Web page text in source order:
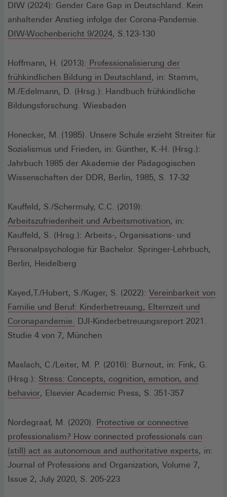
DIW (2024): Gender Care Gap in Deutschland. Kein
anhaltender Anstieg infolge der Corona-Pandemie.
DIW-Wochenbericht 9/2024(Öffnet
einem
neuen
Fenster)
, S.123-130
Hoffmann, H. (2013): Professionalisierung der
frühkindlichen Bildung in Deutschland(Öffnet
in
Fenster)
, in: Stamm,
M./Edelmann, D. (Hrsg.): Handbuch frühkindliche
Bildungsforschung. Wiesbaden
Honecker, M. (1985). Unsere Schule erzieht Streiter für
Sozialismus und Frieden, in: Günther, K.-H. (Hrsg.):
Jahrbuch 1985 der Akademie der Pädagogischen
Wissenschaften der DDR, Berlin, 1985, S. 17-32
Kauffeld, S./Schermuly, C.C. (2019):
Arbeitszufriedenheit und Arbeitsmotivation(Öffnet
in
einem
, in:
Kauffeld, S. (Hrsg.): Arbeits-, Organisations- und
Personalpsychologie für Bachelor. Springer-Lehrbuch,
Berlin, Heidelberg
Kayed,T./Hubert, S./Kuger, S. (2022): Vereinbarkeit von
Familie und Beruf: Kinderbetreuung, Elternzeit und
Coronapandemie. (Öffnet
in
neuen
Fenster)
DJI-Kinderbetreuungsreport 2021.
Studie 4 von 7, München
Maslach, C./Leiter, M. P. (2016): Burnout, in: Fink, G.
(Hrsg.): Stress: Concepts, cognition, emotion, and
behavior(Öffnet
einem
neuen
Fenster)
, Elsevier Academic Press, S. 351-357
Nordegraaf, M. (2020). Protective or connective
professionalism? How connected professionals can
(still) act as autonomous and authoritative experts(Öffnet
in
, in:
Journal of Professions and Organization, Volume 7,
Issue 2, July 2020, S. 205-223